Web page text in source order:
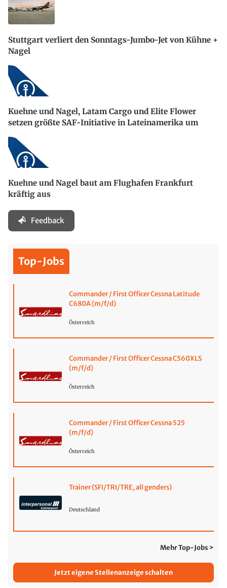
Stuttgart verliert den Sonntags-Jumbo-Jet von Kühne +
Nagel
Kuehne und Nagel, Latam Cargo und Elite Flower
setzen größte SAF-Initiative in Lateinamerika um
Kuehne und Nagel baut am Flughafen Frankfurt
kräftig aus
Feedback
Top-Jobs
Commander / First Officer Cessna Latitude
C680A (m/f/d)
Österreich
Commander / First Officer Cessna C560XLS
(m/f/d)
Österreich
Commander / First Officer Cessna 525
(m/f/d)
Österreich
Trainer (SFI/TRI/TRE, all genders)
Deutschland
Mehr Top-Jobs >
Jetzt eigene Stellenanzeige schalten